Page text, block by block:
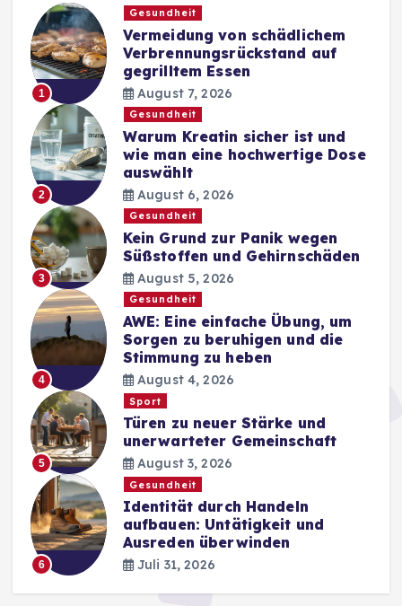
1
Gesundheit
Vermeidung von schädlichem
Verbrennungsrückstand auf
gegrilltem Essen
August 7, 2026
2
Gesundheit
Warum Kreatin sicher ist und
wie man eine hochwertige Dose
auswählt
August 6, 2026
3
Gesundheit
Kein Grund zur Panik wegen
Süßstoffen und Gehirnschäden
August 5, 2026
4
Gesundheit
AWE: Eine einfache Übung, um
Sorgen zu beruhigen und die
Stimmung zu heben
August 4, 2026
5
Sport
Türen zu neuer Stärke und
unerwarteter Gemeinschaft
August 3, 2026
6
Gesundheit
Identität durch Handeln
aufbauen: Untätigkeit und
Ausreden überwinden
Juli 31, 2026